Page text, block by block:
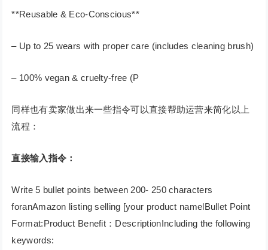
**Reusable & Eco-Conscious**
– Up to 25 wears with proper care (includes cleaning brush)
– 100% vegan & cruelty-free (P
同样也有卖家做出来一些指令可以直接帮助运营来简化以上
流程：
直接输入指令：
Write 5 bullet points between 200- 250 characters
foranAmazon listing selling [your product namelBullet Point
Format:Product Benefit：DescriptionIncluding the following
keywords: